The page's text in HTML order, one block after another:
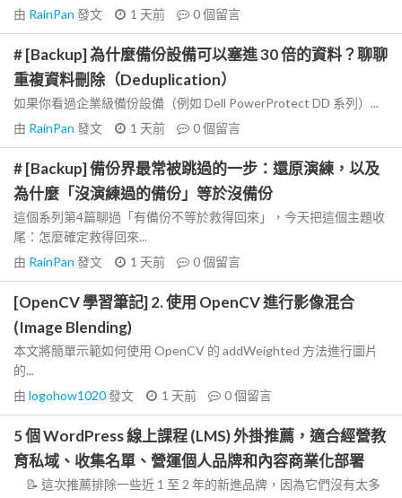
由 RainPan 發文 1 天前 0個留言
# [Backup] 為什麼備份設備可以塞進 30 倍的資料？聊聊
重複資料刪除（Deduplication）
如果你看過企業級備份設備（例如 Dell PowerProtect DD 系列）...
由 RainPan 發文 1 天前 0個留言
# [Backup] 備份界最常被跳過的一步：還原演練，以及
為什麼「沒演練過的備份」等於沒備份
這個系列第4篇聊過「有備份不等於救得回來」，今天把這個主題收
尾：怎麼確定救得回來...
由 RainPan 發文 1 天前 0個留言
[OpenCV 學習筆記] 2. 使用 OpenCV 進行影像混合
(Image Blending)
本文將簡單示範如何使用 OpenCV 的 addWeighted 方法進行圖片
的...
由 logohow1020發文 1 天前 0個留言
5 個 WordPress 線上課程 (LMS) 外掛推薦，適合經營教
育私域、收集名單、營運個人品牌和內容商業化部署
📝 這次推薦排除一些近 1 至 2 年的新進品牌，因為它們沒有太多